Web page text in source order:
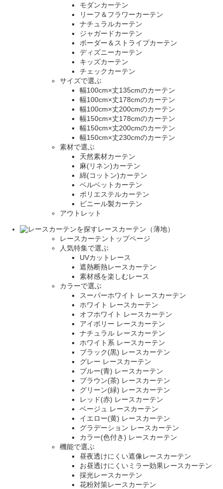
モダンカーテン
リーフ＆フラワーカーテン
ナチュラルカーテン
ジャガードカーテン
ボーダー＆ストライプカーテン
ディズニーカーテン
キッズカーテン
チェックカーテン
サイズで選ぶ
幅100cm×丈135cmのカーテン
幅100cm×丈178cmのカーテン
幅100cm×丈200cmのカーテン
幅150cm×丈178cmのカーテン
幅150cm×丈200cmのカーテン
幅150cm×丈230cmのカーテン
素材で選ぶ
天然素材カーテン
麻(リネン)カーテン
綿(コットン)カーテン
ベルベットカーテン
ポリエステルカーテン
ビニール製カーテン
アウトレット
レースカーテン（薄地）
レースカーテントップページ
人気特集で選ぶ
UVカットレース
遮熱断熱レースカーテン
素材感を楽しむレース
カラーで選ぶ
スーパーホワイト レースカーテン
ホワイト レースカーテン
オフホワイト レースカーテン
アイボリー レースカーテン
ナチュラル レースカーテン
ホワイト系 レースカーテン
ブラック(黒) レースカーテン
グレー レースカーテン
ブルー(青) レースカーテン
ブラウン(茶) レースカーテン
グリーン(緑) レースカーテン
レッド(赤) レースカーテン
ベージュ レースカーテン
イエロー(黄) レースカーテン
グラデーション レースカーテン
カラー(色付き) レースカーテン
機能で選ぶ
昼夜透けにくい遮像レースカーテン
お昼透けにくいミラー効果レースカーテン
採光レースカーテン
花粉対策レースカーテン